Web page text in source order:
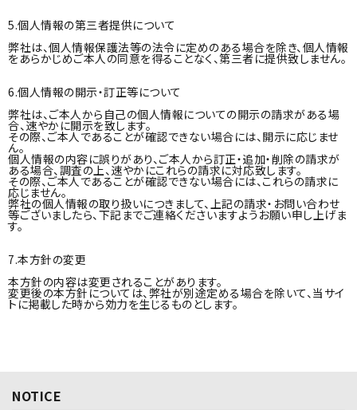
5.個人情報の第三者提供について
弊社は、個人情報保護法等の法令に定めのある場合を除き、個人情報
をあらかじめご本人の同意を得ることなく、第三者に提供致しません。
6.個人情報の開示・訂正等について
弊社は、ご本人から自己の個人情報についての開示の請求がある場
合、速やかに開示を致します。
その際、ご本人であることが確認できない場合には、開示に応じませ
ん。
個人情報の内容に誤りがあり、ご本人から訂正・追加・削除の請求が
ある場合、調査の上、速やかにこれらの請求に対応致します。
その際、ご本人であることが確認できない場合には、これらの請求に
応じません。
弊社の個人情報の取り扱いにつきまして、上記の請求・お問い合わせ
等ございましたら、下記までご連絡くださいますようお願い申し上げま
す。
7.本方針の変更
本方針の内容は変更されることがあります。
変更後の本方針については、弊社が別途定める場合を除いて、当サイ
トに掲載した時から効力を生じるものとします。
NOTICE